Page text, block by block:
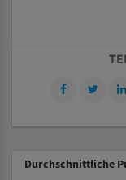
Durchschnittliche